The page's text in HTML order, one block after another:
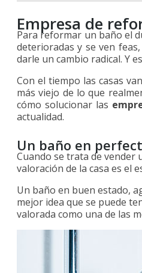
Empresa de
Para reformar un baño el
deterioradas y se ven
darle un cambio radical. Y
Con el tiempo las casas
más viejo de lo que
cómo solucionar las
actualidad.
Un baño en
Cuando se trata de
valoración de la casa es el
Un baño en buen estado,
mejor idea que se puede
valorada como una de las